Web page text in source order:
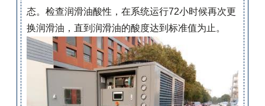
态。检查润滑油酸性，在系统运行72小时候再次更
换润滑油，直到润滑油的酸度达到标准值为止。